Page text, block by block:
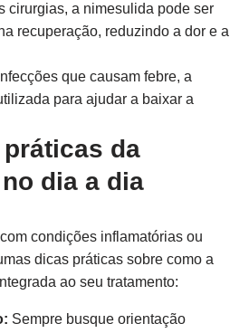
cirurgias, a nimesulida pode ser
recuperação, reduzindo a dor e a
que causam febre, a
para ajudar a baixar a
da
dia a dia
condições inflamatórias ou
dicas práticas sobre como a
ao seu tratamento:
Sempre busque orientação